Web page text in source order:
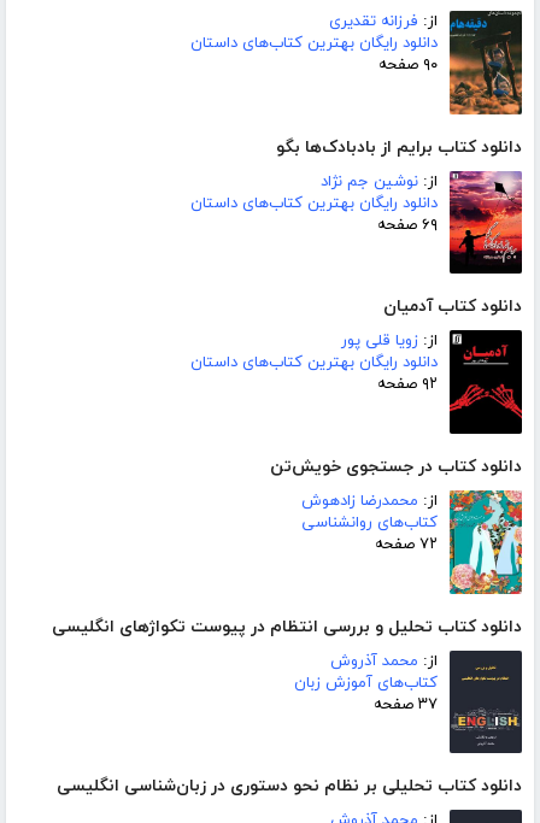
از: فرزانه تقدیری
دانلود رایگان بهترین کتاب‌های داستان
۹۰ صفحه
دانلود کتاب برایم از بادبادک‌ها بگو
از: نوشین جم نژاد
دانلود رایگان بهترین کتاب‌های داستان
۶۹ صفحه
دانلود کتاب آدمیان
از: زویا قلی پور
دانلود رایگان بهترین کتاب‌های داستان
۹۲ صفحه
دانلود کتاب در جستجوی خویش‌تن
از: محمدرضا زادهوش
کتاب‌های روانشناسی
۷۲ صفحه
دانلود کتاب تحلیل و بررسی انتظام در پیوست تکواژهای انگلیسی
از: محمد آذروش
کتاب‌های آموزش زبان
۳۷ صفحه
دانلود کتاب تحلیلی بر نظام نحو دستوری در زبان‌شناسی انگلیسی